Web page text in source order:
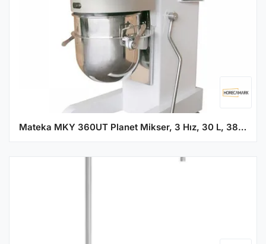
Mateka MKY 360UT Planet Mikser, 3 Hız, 30 L, 380V